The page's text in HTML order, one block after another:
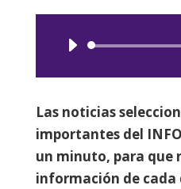
Las noticias
importantes del
un minuto, para que
información de cada